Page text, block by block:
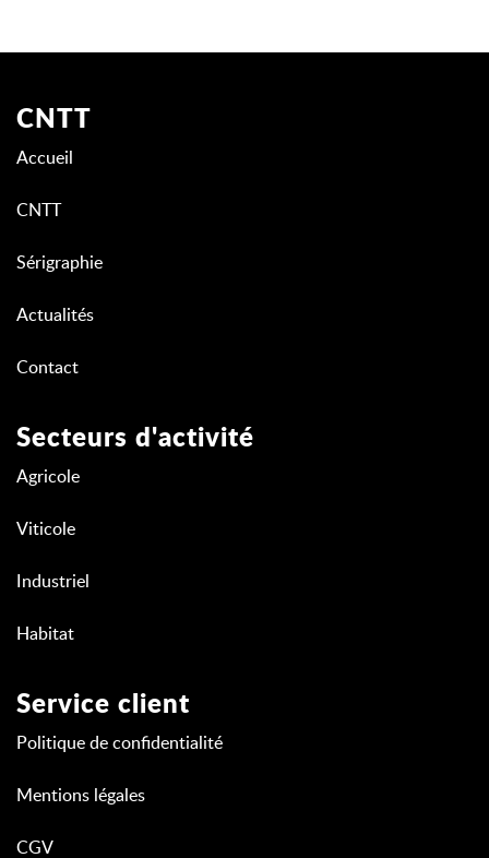
CNTT
Accueil
CNTT
Sérigraphie
Actualités
Contact
Secteurs d'activité
Agricole
Viticole
Industriel
Habitat
Service client
Politique de confidentialité
Mentions légales
CGV